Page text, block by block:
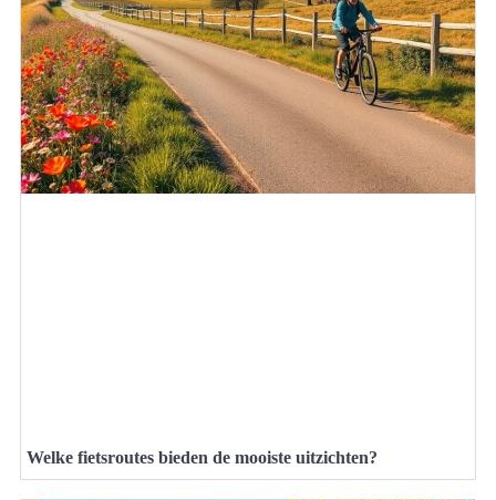
Welke fietsroutes bieden de mooiste uitzichten?